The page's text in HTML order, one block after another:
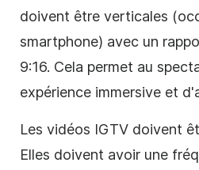
doivent être verticales
smartphone) avec un
9:16. Cela permet au
expérience immersive et
Les vidéos IGTV doivent
Elles doivent avoir une